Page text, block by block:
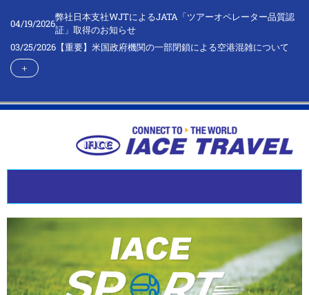
04/19/2026
弊社日本支社WJTによるJATA「ツアーオペレーター品質認
証」取得のお知らせ
03/25/2026 【重要】米国政府機関の一部閉鎖による空港混雑について
＋